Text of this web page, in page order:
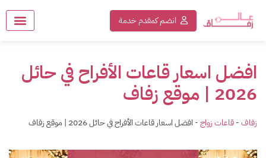
انضم كمقدم خدمة
افضل اسعار قاعات الأفراح في حائل
2026 | موقع زفاف
زفاف-قاعات زواج- افضل اسعار قاعات الأفراح في حائل 2026 | موقع زفاف